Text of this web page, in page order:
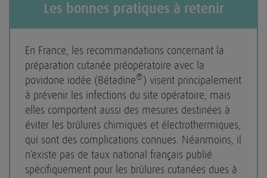
Les bonnes pratiques à retenir
En France, les recommandations concernant la
préparation cutanée préopératoire avec la
povidone iodée (Bétadine®) visent principalement
à prévenir les infections du site opératoire, mais
elles comportent aussi des mesures destinées à
éviter les brûlures chimiques et électrothermiques,
qui sont des complications connues. Néanmoins, il
n’existe pas de taux national français publié
spécifiquement pour les brûlures cutanées dues à